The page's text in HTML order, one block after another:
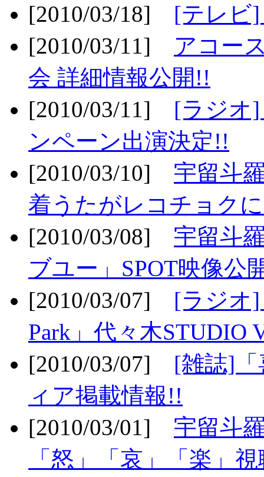
[2010/03/18] [テレビ
[2010/03/11] アコー
会 詳細情報公開!!
[2010/03/11] [ラジオ
ンペーン出演決定!!
[2010/03/10] 宇留斗
着うたがレコチョク
[2010/03/08] 宇留斗
ブユー」SPOT映像公
[2010/03/07] [ラジオ]
Park」代々木STUDIO
[2010/03/07] [雑誌]「
ィア掲載情報!!
[2010/03/01] 宇留斗
「怒」「哀」「楽」